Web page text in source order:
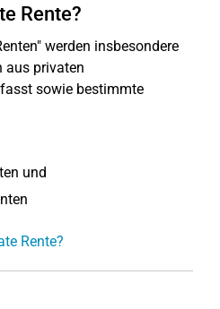
Rente?
werden insbesondere
aus privaten
sowie bestimmte
und
Rente?